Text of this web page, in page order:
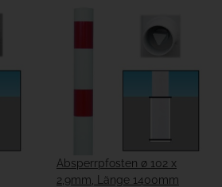
Absperrpfosten ø 102 x
2,9mm, Länge 1400mm